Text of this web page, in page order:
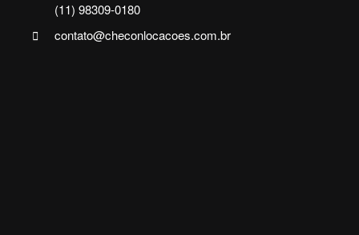
(11) 98309-0180
contato@checonlocacoes.com.br